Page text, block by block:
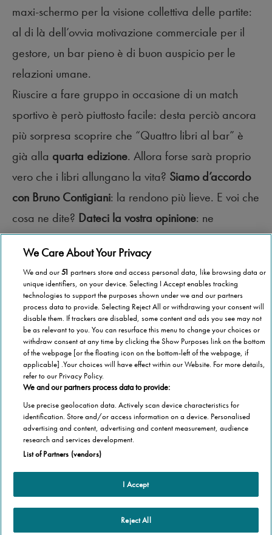
maxi-schermo per la visione collettiva delle partite:
al di là dell’ovvia motivazione commerciale per il
gestore, un bar pieno è di buon auspicio per le
relazioni umane.
Riuscire a fare gruppo in occasione di un match
sportivo è però piuttosto facile: desta perciò ancora
più sorpresa scoprire che “Quattro libri al bar” è
già alla quarta edizione. Allora forse sarà proprio
vero che i libri allungano la vita? Siamo d’accordo
con Bruno Contigiani: la rendono più lieve. E voi che
cosa ne dite? Dateci la vostra opinione: ne
parleremo al bar!
Categorie
Casa
Cookie Policy
Privacy Policy
Altre informazioni
We Care About Your Privacy
We and our51 partners store and access personal data, like browsing data or
unique identifiers, on your device. Selecting I Accept enables tracking
technologies to support the purposes shown under we and our partners
process data to provide. Selecting Reject All or withdrawing your consent will
disable them. If trackers are disabled, some content and ads you see may not
be as relevant to you. You can resurface this menu to change your choices or
withdraw consent at any time by clicking the Show Purposes link on the bottom
of the webpage [or the floating icon on the bottom-left of the webpage, if
applicable] .Your choices will have effect within our Website. For more details,
refer to our Privacy Policy.
We and our partners process data to provide:
Use precise geolocation data. Actively scan device characteristics for
identification. Store and/or access information on a device. Personalised
advertising and content, advertising and content measurement, audience
research and services development.
List of Partners (vendors)
I Accept
Reject All